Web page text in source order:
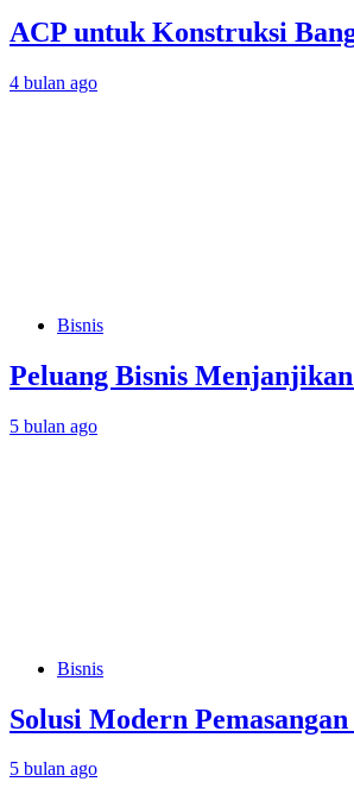
ACP untuk Konstruksi
4 bulan ago
Bisnis
Peluang Bisnis
5 bulan ago
Bisnis
Solusi Modern
5 bulan ago